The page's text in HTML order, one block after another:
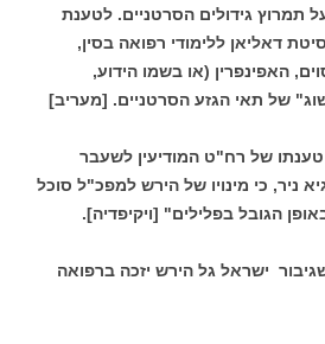
תמרוץ גידולים הסרטניים. לטענת
דאליאן ללימודי רפואה בסין,
האפינפרין (או בשמו הידוע,
של תאי הגזע הסרטניים. [מעריב]
פורסמה טענתו של רח"ט המודיעין לשעבר
ניר, כי מינויו של הירש למפכ"ל סוכל
הגובל בפלילים" [ויקיפדיה].
ישראל גל הירש יזכה ברפואה